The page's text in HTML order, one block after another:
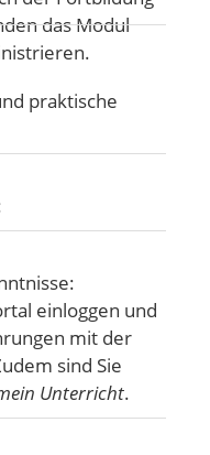
das Modul
praktische
einloggen und
mit der
sind Sie
Unterricht.